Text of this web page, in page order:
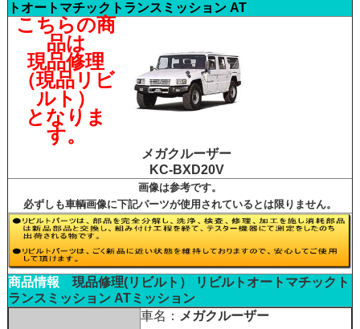
トオートマチックトランスミッション AT
こちらの商
品は
現品修理
（現品リビ
ルト）
となりま
す。
メガクルーザー
KC-BXD20V
画像は参考です。
必ずしも車輌画像に下記パーツが使用されているとは限りません。
商品情報 現品修理(リビルト）
リビルトオートマチックト
ランスミッション ATミッション
車名： メガクルーザー